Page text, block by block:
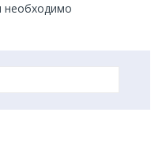
необходимо